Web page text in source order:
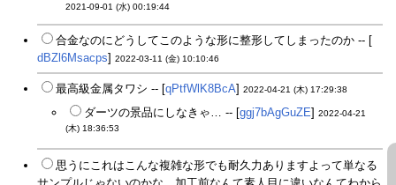
2021-09-01 (水) 00:19:44
合金なのにどうしてこのような形に整形してしまったのか -- [
dBZl6Msacps] 2022-03-11 (金) 10:10:46
最高級金属タワシ -- [qPtfWlK8BcA] 2022-04-21 (木) 17:29:38
ダーツの景品にしなきゃ… -- [ggj7bAgGuZE] 2022-04-21
(木) 18:36:53
思うにこれはこんな複雑な形でも耐久力ありますよって単なる